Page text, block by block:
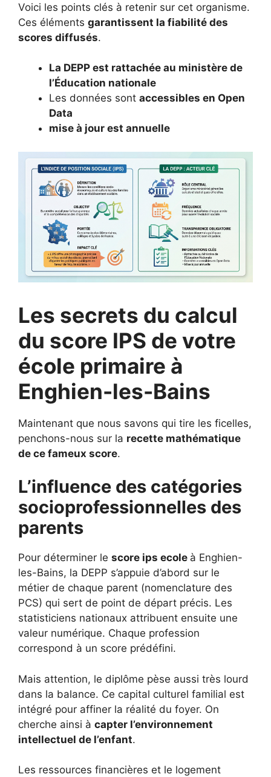
Voici les points clés à retenir sur cet organisme.
Ces éléments garantissent la fiabilité des
scores diffusés.
La DEPP est rattachée au ministère de
l’Éducation nationale
Les données sont accessibles en Open
Data
mise à jour est annuelle
Les secrets du calcul
du score IPS de votre
école primaire à
Enghien-les-Bains
Maintenant que nous savons qui tire les ficelles,
penchons-nous sur la recette mathématique
de ce fameux score.
L’influence des catégories
socioprofessionnelles des
parents
Pour déterminer le score ips ecole à Enghien-
les-Bains, la DEPP s’appuie d’abord sur le
métier de chaque parent (nomenclature des
PCS) qui sert de point de départ précis. Les
statisticiens nationaux attribuent ensuite une
valeur numérique. Chaque profession
correspond à un score prédéfini.
Mais attention, le diplôme pèse aussi très lourd
dans la balance. Ce capital culturel familial est
intégré pour affiner la réalité du foyer. On
cherche ainsi à capter l’environnement
intellectuel de l’enfant.
Les ressources financières et le logement